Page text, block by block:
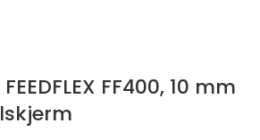
FF400, 10 mm